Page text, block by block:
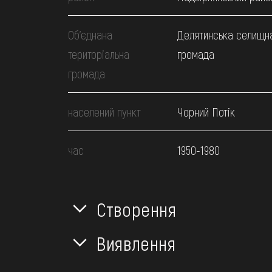
Об’єднана
територіальна
громада
Делятинська
громада
населений пункт Чорний Потік
час 1950-1980
Створення
Виявлення